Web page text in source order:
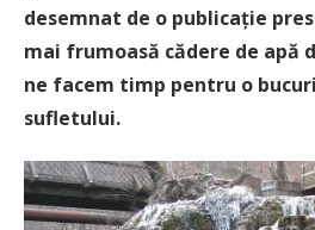
desemnat de o publicație
mai frumoasă cădere de apă
ne facem timp pentru o
sufletului.